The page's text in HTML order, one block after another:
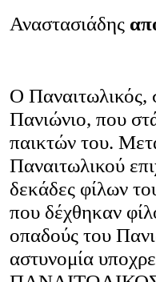
Αναστασιάδης
Ο Παναιτωλικός,
Πανιώνιο, που
παικτών του.
Παναιτωλικού
δεκάδες φίλων
που δέχθηκαν
οπαδούς του
αστυνομία